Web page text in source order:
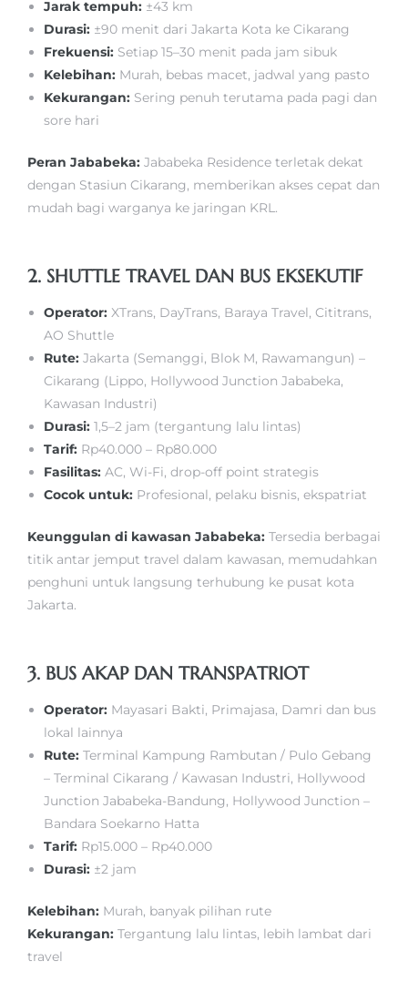
Jarak tempuh: ±43 km
Durasi: ±90 menit dari Jakarta Kota ke Cikarang
Frekuensi: Setiap 15–30 menit pada jam sibuk
Kelebihan: Murah, bebas macet, jadwal yang pasto
Kekurangan: Sering penuh terutama pada pagi dan
sore hari
Peran Jababeka: Jababeka Residence terletak dekat
dengan Stasiun Cikarang, memberikan akses cepat dan
mudah bagi warganya ke jaringan KRL.
2. SHUTTLE TRAVEL DAN BUS EKSEKUTIF
Operator: XTrans, DayTrans, Baraya Travel, Cititrans,
AO Shuttle
Rute: Jakarta (Semanggi, Blok M, Rawamangun) –
Cikarang (Lippo, Hollywood Junction Jababeka,
Kawasan Industri)
Durasi: 1,5–2 jam (tergantung lalu lintas)
Tarif: Rp40.000 – Rp80.000
Fasilitas: AC, Wi-Fi, drop-off point strategis
Cocok untuk: Profesional, pelaku bisnis, ekspatriat
Keunggulan di kawasan Jababeka: Tersedia berbagai
titik antar jemput travel dalam kawasan, memudahkan
penghuni untuk langsung terhubung ke pusat kota
Jakarta.
3. BUS AKAP DAN TRANSPATRIOT
Operator: Mayasari Bakti, Primajasa, Damri dan bus
lokal lainnya
Rute: Terminal Kampung Rambutan / Pulo Gebang
– Terminal Cikarang / Kawasan Industri, Hollywood
Junction Jababeka-Bandung, Hollywood Junction –
Bandara Soekarno Hatta
Tarif: Rp15.000 – Rp40.000
Durasi: ±2 jam
Kelebihan: Murah, banyak pilihan rute
Kekurangan: Tergantung lalu lintas, lebih lambat dari
travel